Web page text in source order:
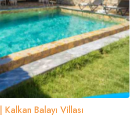
Balayı Villası